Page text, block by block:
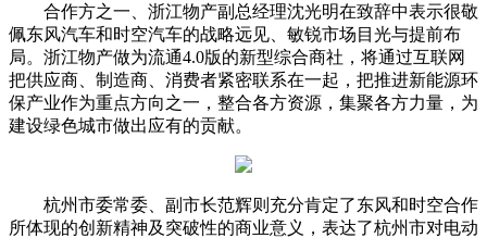
合作方之一、浙江物产副总经理沈光明在致辞中表示很敬
佩东风汽车和时空汽车的战略远见、敏锐市场目光与提前布
局。浙江物产做为流通4.0版的新型综合商社，将通过互联网
把供应商、制造商、消费者紧密联系在一起，把推进新能源环
保产业作为重点方向之一，整合各方资源，集聚各方力量，为
建设绿色城市做出应有的贡献。
杭州市委常委、副市长范辉则充分肯定了东风和时空合作
所体现的创新精神及突破性的商业意义，表达了杭州市对电动